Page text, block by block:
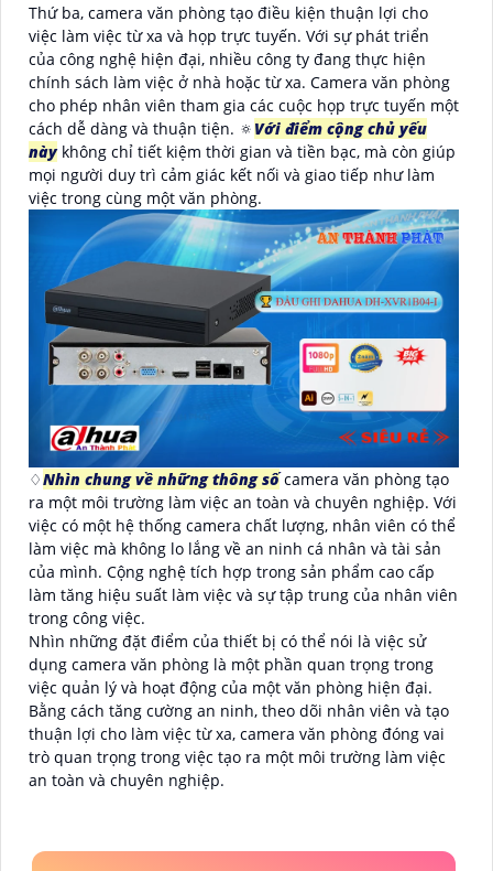
Thứ ba, camera văn phòng tạo điều kiện thuận lợi cho
việc làm việc từ xa và họp trực tuyến. Với sự phát triển
của công nghệ hiện đại, nhiều công ty đang thực hiện
chính sách làm việc ở nhà hoặc từ xa. Camera văn phòng
cho phép nhân viên tham gia các cuộc họp trực tuyến một
cách dễ dàng và thuận tiện. 🔅 Với điểm cộng chủ yếu
nàykhông chỉ tiết kiệm thời gian và tiền bạc, mà còn giúp
mọi người duy trì cảm giác kết nối và giao tiếp như làm
việc trong cùng một văn phòng.
♢Nhìn chung về những thông sốcamera văn phòng tạo
ra một môi trường làm việc an toàn và chuyên nghiệp. Với
việc có một hệ thống camera chất lượng, nhân viên có thể
làm việc mà không lo lắng về an ninh cá nhân và tài sản
của mình. Cộng nghệ tích hợp trong sản phẩm cao cấp
làm tăng hiệu suất làm việc và sự tập trung của nhân viên
trong công việc.
Nhìn những đặt điểm của thiết bị có thể nói là việc sử
dụng camera văn phòng là một phần quan trọng trong
việc quản lý và hoạt động của một văn phòng hiện đại.
Bằng cách tăng cường an ninh, theo dõi nhân viên và tạo
thuận lợi cho làm việc từ xa, camera văn phòng đóng vai
trò quan trọng trong việc tạo ra một môi trường làm việc
an toàn và chuyên nghiệp.